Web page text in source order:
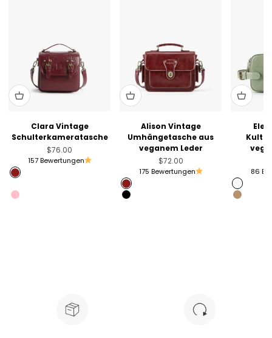
Clara Vintage
Schulterkameratasche
Angebot
$76.00
157 Bewertungen
Angola Red
Muted Lilac
Pink
Alison Vintage
Umhängetasche aus
veganem Leder
Angebot
$72.00
175 Bewertungen
Angola Red
Black
86
Sage
Golden